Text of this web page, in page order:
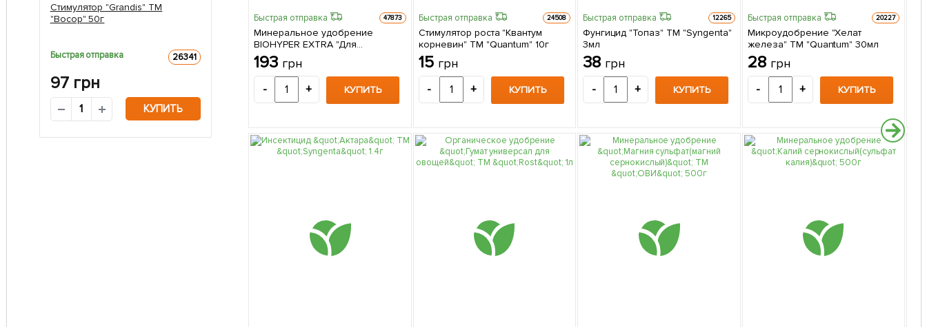
Стимулятор "Grandis" ТМ
"Восор" 50г
Быстрая отправка 26341
97грн
КУПИТЬ
Быстрая отправка 47873
Минеральное удобрение
BIOHYPER EXTRA "Для
гортензий" (Биохайпер Экстра)
ТМ "AGRO-X" 100г
193 грн
- + КУПИТЬ
Быстрая отправка 24508
Стимулятор роста "Квантум
корневин" ТМ "Quantum" 10г
15 грн
- + КУПИТЬ
Быстрая отправка 12265
Фунгицид "Топаз" ТМ "Syngenta"
3мл
38 грн
- + КУПИТЬ
Быстрая отправка 20227
Микроудобрение "Хелат
железа" ТМ "Quantum" 30мл
28 грн
- + КУПИТЬ